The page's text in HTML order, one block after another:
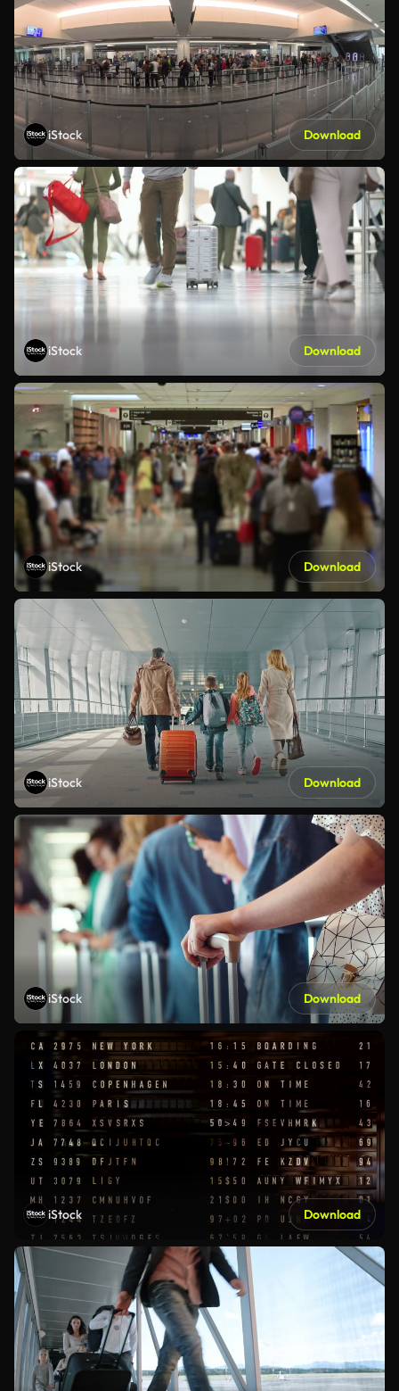
iStock Download
iStock Download
iStock Download
iStock Download
iStock Download
iStock Download